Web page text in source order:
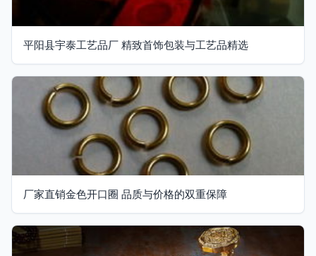
平阳县宇泰工艺品厂 精致首饰包装与工艺品精选
厂家直销金色开口圈 品质与价格的双重保障